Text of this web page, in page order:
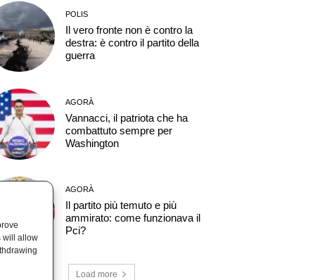
will allow
POLIS
Il vero fronte non è contro la
destra: è contro il partito della
guerra
AGORÀ
Vannacci, il patriota che ha
combattuto sempre per
Washington
AGORÀ
Il partito più temuto e più
ammirato: come funzionava il
Pci?
Load more